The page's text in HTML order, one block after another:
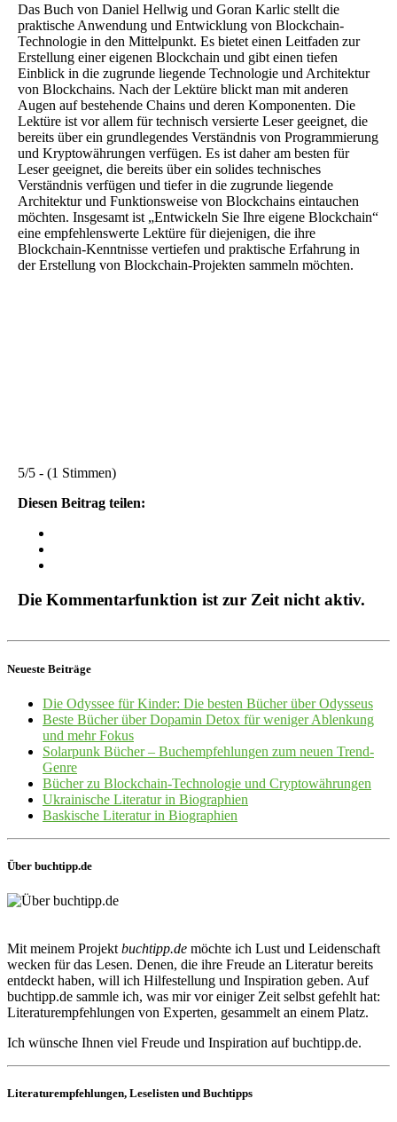
Das Buch von Daniel Hellwig und Goran Karlic stellt die
praktische Anwendung und Entwicklung von Blockchain-
Technologie in den Mittelpunkt. Es bietet einen Leitfaden zur
Erstellung einer eigenen Blockchain und gibt einen tiefen
Einblick in die zugrunde liegende Technologie und Architektur
von Blockchains. Nach der Lektüre blickt man mit anderen
Augen auf bestehende Chains und deren Komponenten. Die
Lektüre ist vor allem für technisch versierte Leser geeignet, die
bereits über ein grundlegendes Verständnis von Programmierung
und Kryptowährungen verfügen. Es ist daher am besten für
Leser geeignet, die bereits über ein solides technisches
Verständnis verfügen und tiefer in die zugrunde liegende
Architektur und Funktionsweise von Blockchains eintauchen
möchten. Insgesamt ist „Entwickeln Sie Ihre eigene Blockchain“
eine empfehlenswerte Lektüre für diejenigen, die ihre
Blockchain-Kenntnisse vertiefen und praktische Erfahrung in
der Erstellung von Blockchain-Projekten sammeln möchten.
5/5 - (1 Stimmen)
Diesen Beitrag teilen:
Die Kommentarfunktion ist zur Zeit nicht aktiv.
Neueste Beiträge
Die Odyssee für Kinder: Die besten Bücher über Odysseus
Beste Bücher über Dopamin Detox für weniger Ablenkung
und mehr Fokus
Solarpunk Bücher – Buchempfehlungen zum neuen Trend-
Genre
Bücher zu Blockchain-Technologie und Cryptowährungen
Ukrainische Literatur in Biographien
Baskische Literatur in Biographien
Über buchtipp.de
Mit meinem Projekt buchtipp.de möchte ich Lust und Leidenschaft
wecken für das Lesen. Denen, die ihre Freude an Literatur bereits
entdeckt haben, will ich Hilfestellung und Inspiration geben. Auf
buchtipp.de sammle ich, was mir vor einiger Zeit selbst gefehlt hat:
Literaturempfehlungen von Experten, gesammelt an einem Platz.
Ich wünsche Ihnen viel Freude und Inspiration auf buchtipp.de.
Literaturempfehlungen, Leselisten und Buchtipps